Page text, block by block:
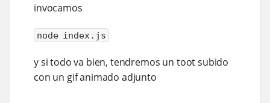
invocamos
node index.js
y si todo va bien, tendremos un toot subido
con un gif animado adjunto